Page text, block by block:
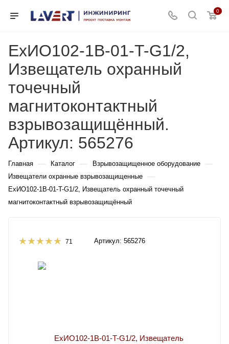
0
ExИО102-1В-01-T-G1/2,
Извещатель охранный
точечный
магнитоконтактный
взрывозащищённый.
Артикул: 565276
Главная — Каталог — Взрывозащищенное оборудование —
Извещатели охранные взрывозащищенные —
ExИО102-1В-01-T-G1/2, Извещатель охранный точечный
магнитоконтактный взрывозащищённый
71 Артикул: 565276